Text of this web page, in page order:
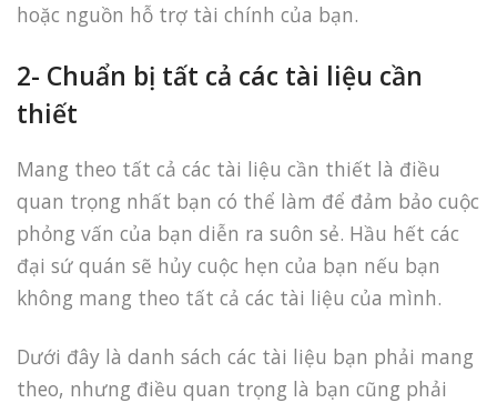
hoặc nguồn hỗ trợ tài chính của bạn.
2- Chuẩn bị tất cả các tài liệu cần
thiết
Mang theo tất cả các tài liệu cần thiết là điều
quan trọng nhất bạn có thể làm để đảm bảo cuộc
phỏng vấn của bạn diễn ra suôn sẻ. Hầu hết các
đại sứ quán sẽ hủy cuộc hẹn của bạn nếu bạn
không mang theo tất cả các tài liệu của mình.
Dưới đây là danh sách các tài liệu bạn phải mang
theo, nhưng điều quan trọng là bạn cũng phải